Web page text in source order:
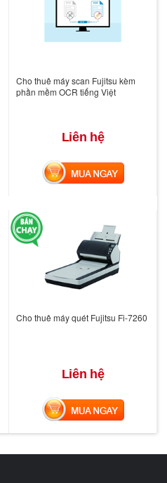
Cho thuê máy scan Fujitsu kèm
phần mềm OCR tiếng Việt
Liên hệ
MUA NGAY
Cho thuê máy quét Fujitsu Fi-7260
Liên hệ
MUA NGAY